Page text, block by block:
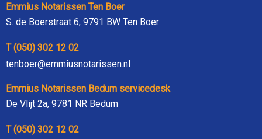
Emmius Notarissen Ten Boer
S. de Boerstraat 6, 9791 BW Ten Boer
T (050) 302 12 02
tenboer@emmiusnotarissen.nl
Emmius Notarissen Bedum servicedesk
De Vlijt 2a, 9781 NR Bedum
T (050) 302 12 02